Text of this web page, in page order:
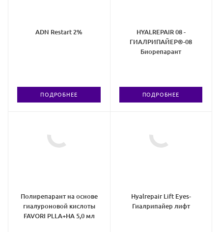
ADN Restart 2%
ПОДРОБНЕЕ
HYALREPAIR 08 -
ГИАЛРИПАЙЕР®-08
Биорепарант
ПОДРОБНЕЕ
Полирепарант на основе
гиалуроновой кислоты
FAVORI PLLA+HA 5,0 мл
Hyalrepair Lift Eyes-
Гиалрипайер лифт